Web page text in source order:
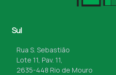
Sul
Rua S. Sebastião
Lote 11, Pav. 11,
2635-448 Rio de Mouro